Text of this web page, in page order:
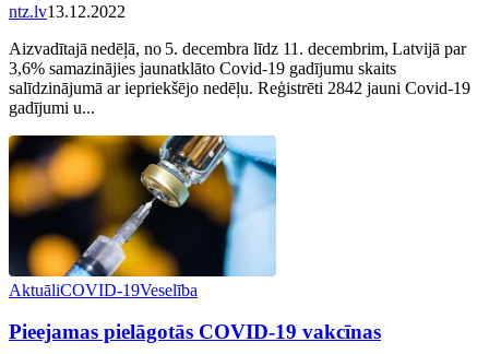
ntz.lv13.12.2022
Aizvadītajā nedēļā, no 5. decembra līdz 11. decembrim, Latvijā par
3,6% samazinājies jaunatklāto Covid-19 gadījumu skaits
salīdzinājumā ar iepriekšējo nedēļu. Reģistrēti 2842 jauni Covid-19
gadījumi u...
AktuāliCOVID-19Veselība
Pieejamas pielāgotās COVID-19 vakcīnas